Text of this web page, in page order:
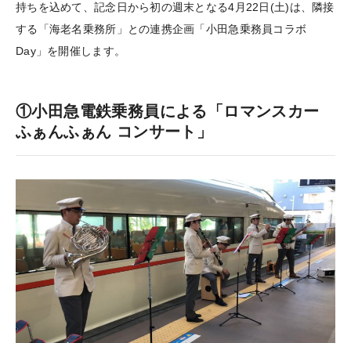
持ちを込めて、記念日から初の週末となる4月22日(土)は、隣接
する「海老名乗務所」との連携企画「小田急乗務員コラボ
Day」を開催します。
①小田急電鉄乗務員による「ロマンスカー
ふぁんふぁん コンサート」